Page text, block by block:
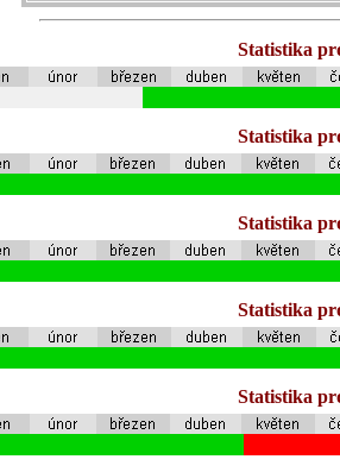
Statistika
Statistika
Statistika
Statistika
Statistika